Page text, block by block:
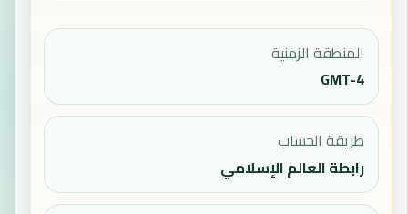
المنطقة الزمنية
GMT-4
طريقة الحساب
رابطة العالم الإسلامي